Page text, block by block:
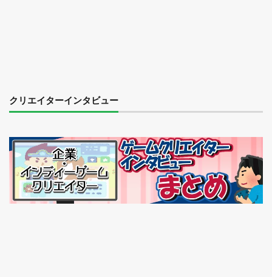
クリエイターインタビュー